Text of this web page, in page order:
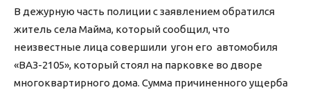
В дежурную часть полиции с заявлением обратился
житель села Майма, который сообщил, что
неизвестные лица совершили угон его автомобиля
«ВАЗ-2105», который стоял на парковке во дворе
многоквартирного дома. Сумма причиненного ущерба